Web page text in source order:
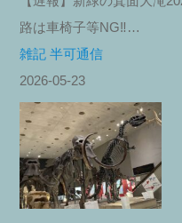
路は車椅子等NG‼︎…
雑記 半可通信
2026-05-23